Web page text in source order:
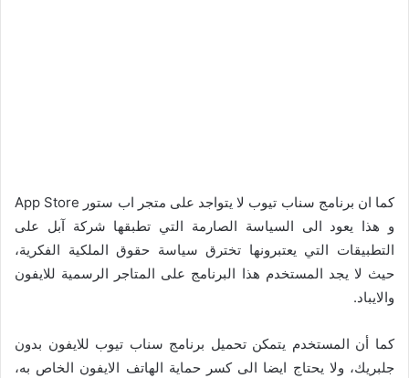
كما ان برنامج سناب تيوب لا يتواجد على متجر اب ستور App Store
و هذا يعود الى السياسة الصارمة التي تطبقها شركة آبل على
التطبيقات التي يعتبرونها تخترق سياسة حقوق الملكية الفكرية،
حيث لا يجد المستخدم هذا البرنامج على المتاجر الرسمية للايفون
والايباد.
كما أن المستخدم يتمكن تحميل برنامج سناب تيوب للايفون بدون
جلبريك، ولا يحتاج ايضا الى كسر حماية الهاتف الايفون الخاص به،